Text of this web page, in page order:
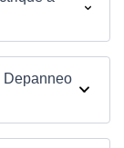
Depanneo